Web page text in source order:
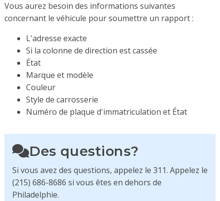
Vous aurez besoin des informations suivantes
concernant le véhicule pour soumettre un rapport :
L'adresse exacte
Si la colonne de direction est cassée
État
Marque et modèle
Couleur
Style de carrosserie
Numéro de plaque d'immatriculation et État
Des questions?
Si vous avez des questions, appelez le 311. Appelez le
(215) 686-8686 si vous êtes en dehors de
Philadelphie.